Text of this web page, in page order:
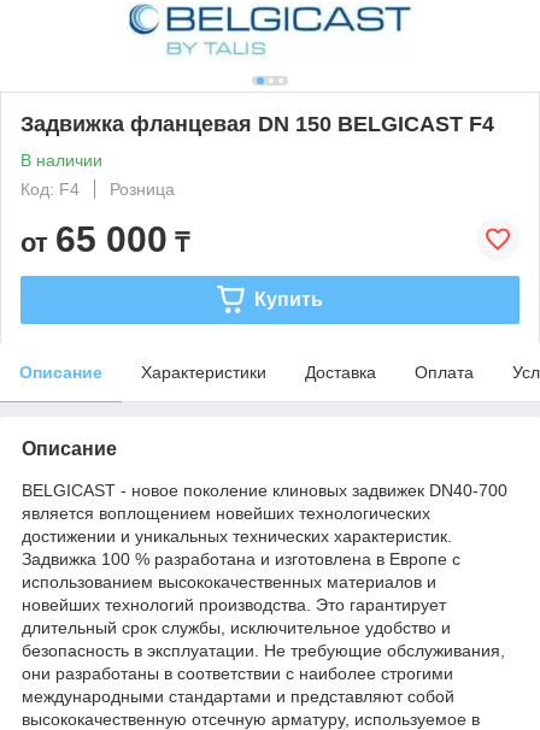
Задвижка фланцевая DN 150 BELGICAST F4
В наличии
Код: F4
Розница
от 65 000 ₸
Купить
Описание Характеристики Доставка Оплата
Описание
BELGICAST - новое поколение клиновых задвижек DN40-700
является воплощением новейших технологических
достижении и уникальных технических характеристик.
Задвижка 100 % разработана и изготовлена в Европе с
использованием высококачественных материалов и
новейших технологий производства. Это гарантирует
длительный срок службы, исключительное удобство и
безопасность в эксплуатации. Не требующие обслуживания,
они разработаны в соответствии с наиболее строгими
международными стандартами и представляют собой
высококачественную отсечную арматуру, используемое в